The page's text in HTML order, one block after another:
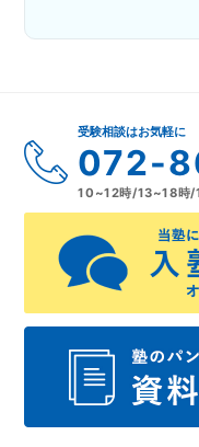
受験相談はお気軽に
072-
10~12時/13~18時/